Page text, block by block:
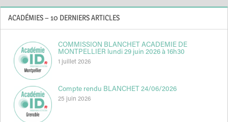
ACADÉMIES – 10 DERNIERS ARTICLES
COMMISSION BLANCHET ACADEMIE DE
MONTPELLIER lundi 29 juin 2026 à 16h30
1 juillet 2026
Compte rendu BLANCHET 24/06/2026
25 juin 2026